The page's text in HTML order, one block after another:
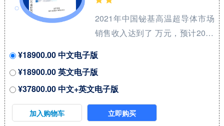
能燃料，广泛应用于民用和军用
航空。航空喷气燃料是一种专门
为喷气式飞机设计的燃料，...
2021年中国铋基高温超导体市场
销售收入达到了 万元，预计2028
间年复合增长率(CAGR)为 %。中
国市场核心厂商包括Bruker、
Sumitomo Electric Industries、
Fujikura Ltd.和American
Superconductor等，按收入计，
¥18900.00 中文电子版
¥18900.00 英文电子版
¥37800.00 中文+英文电子版
加入购物车 立即购买